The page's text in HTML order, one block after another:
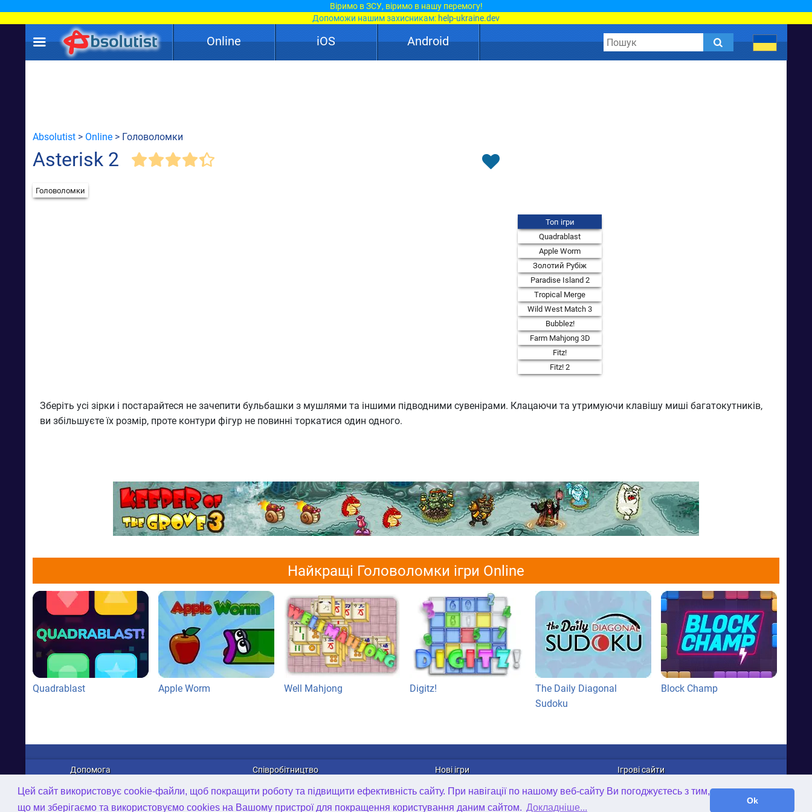
Цей сайт використовує cookie-файли, щоб покращити роботу та підвищити ефективність сайту. При навігації по нашому веб-сайту Ви погоджуєтесь з тим,
що ми зберігаємо та використовуємо cookies на Вашому пристрої для покращення користування даним сайтом. Докладніше...
Ok
Віримо в ЗСУ, віримо в нашу перемогу!
Допоможи нашим захисникам: help-ukraine.dev
Online iOS Android
Absolutist > Online > Головоломки
Asterisk 2
Головоломки
Топ ігри
Quadrablast
Apple Worm
Золотий Рубіж
Paradise Island 2
Tropical Merge
Wild West Match 3
Bubblez!
Farm Mahjong 3D
Fitz!
Fitz! 2
Зберіть усі зірки і постарайтеся не зачепити бульбашки з мушлями та іншими підводними сувенірами. Клацаючи та утримуючи клавішу миші багатокутників,
ви збільшуєте їх розмір, проте контури фігур не повинні торкатися один одного.
Найкращі Головоломки ігри Online
Quadrablast Apple Worm Well Mahjong Digitz!
The Daily Diagonal
Sudoku
Block Champ
Допомога
Співробітництво
Реклама
Нові ігри
Онлайн ігри
Ігрові сайти